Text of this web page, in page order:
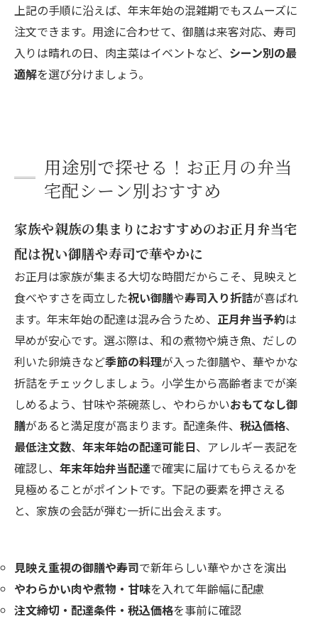
上記の手順に沿えば、年末年始の混雑期でもスムーズに
注文できます。用途に合わせて、御膳は来客対応、寿司
入りは晴れの日、肉主菜はイベントなど、 シーン別の最
適解を選び分けましょう。
用途別で探せる！お正月の弁当
宅配シーン別おすすめ
家族や親族の集まりにおすすめのお正月弁当宅
配は祝い御膳や寿司で華やかに
お正月は家族が集まる大切な時間だからこそ、見映えと
食べやすさを両立した祝い御膳や寿司入り折詰が喜ばれ
ます。年末年始の配達は混み合うため、 正月弁当予約は
早めが安心です。選ぶ際は、和の煮物や焼き魚、だしの
利いた卵焼きなど季節の料理が入った御膳や、華やかな
折詰をチェックしましょう。小学生から高齢者までが楽
しめるよう、甘味や茶碗蒸し、やわらかいおもてなし御
膳があると満足度が高まります。配達条件、 税込価格、
最低注文数、 年末年始の配達可能日、アレルギー表記を
確認し、 年末年始弁当配達で確実に届けてもらえるかを
見極めることがポイントです。下記の要素を押さえる
と、家族の会話が弾む一折に出会えます。
見映え重視の御膳や寿司で新年らしい華やかさを演出
やわらかい肉や煮物・甘味を入れて年齢幅に配慮
注文締切・配達条件・税込価格を事前に確認